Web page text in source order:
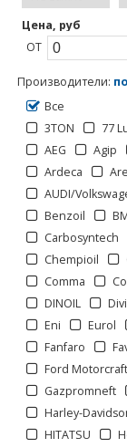
Цена, руб
ОТ
Производители:
Все
3TON
77
AEG
Agip
Ardeca
AUDI/
Benzoil
Carbosyntech
Chempioil
Comma
DINOIL
Eni
Eurol
Fanfaro
Ford Motorcraft
Gazpromneft
Harley-
HITATSU